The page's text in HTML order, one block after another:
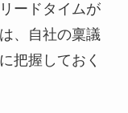
ードタイムが
、自社の稟議
把握しておく